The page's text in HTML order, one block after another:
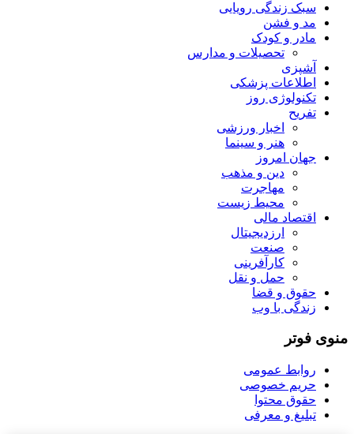
سبک زندگی رویایی
مد و فشن
مادر و کودک
تحصیلات و مدارس
آشپزی
اطلاعات پزشکی
تکنولوژی روز
تفریح
اخبار ورزشی
هنر و سینما
جهان امروز
دین و مذهب
مهاجرت
محیط زیست
اقتصاد مالی
ارزدیجیتال
صنعت
کارآفرینی
حمل و نقل
حقوق و قضا
زندگی با وب
منوی فوتر
روابط عمومی
حریم خصوصی
حقوق محتوا
تبلیغ و معرفی